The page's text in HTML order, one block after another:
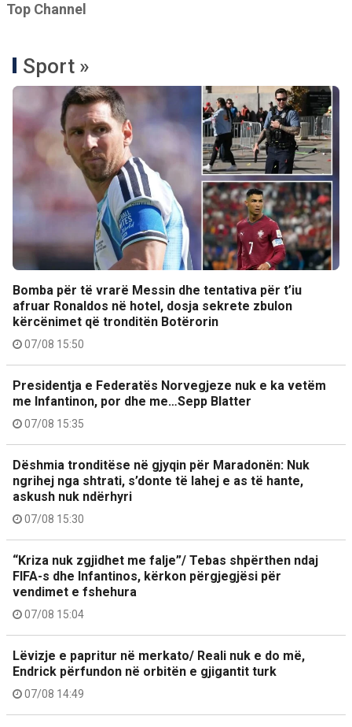
Top Channel
Sport »
Bomba për të vrarë Messin dhe tentativa për t’iu
afruar Ronaldos në hotel, dosja sekrete zbulon
kërcënimet që tronditën Botërorin
07/08 15:50
Presidentja e Federatës Norvegjeze nuk e ka vetëm
me Infantinon, por dhe me…Sepp Blatter
07/08 15:35
Dëshmia tronditëse në gjyqin për Maradonën: Nuk
ngrihej nga shtrati, s’donte të lahej e as të hante,
askush nuk ndërhyri
07/08 15:30
“Kriza nuk zgjidhet me falje”/ Tebas shpërthen ndaj
FIFA-s dhe Infantinos, kërkon përgjegjësi për
vendimet e fshehura
07/08 15:04
Lëvizje e papritur në merkato/ Reali nuk e do më,
Endrick përfundon në orbitën e gjigantit turk
07/08 14:49